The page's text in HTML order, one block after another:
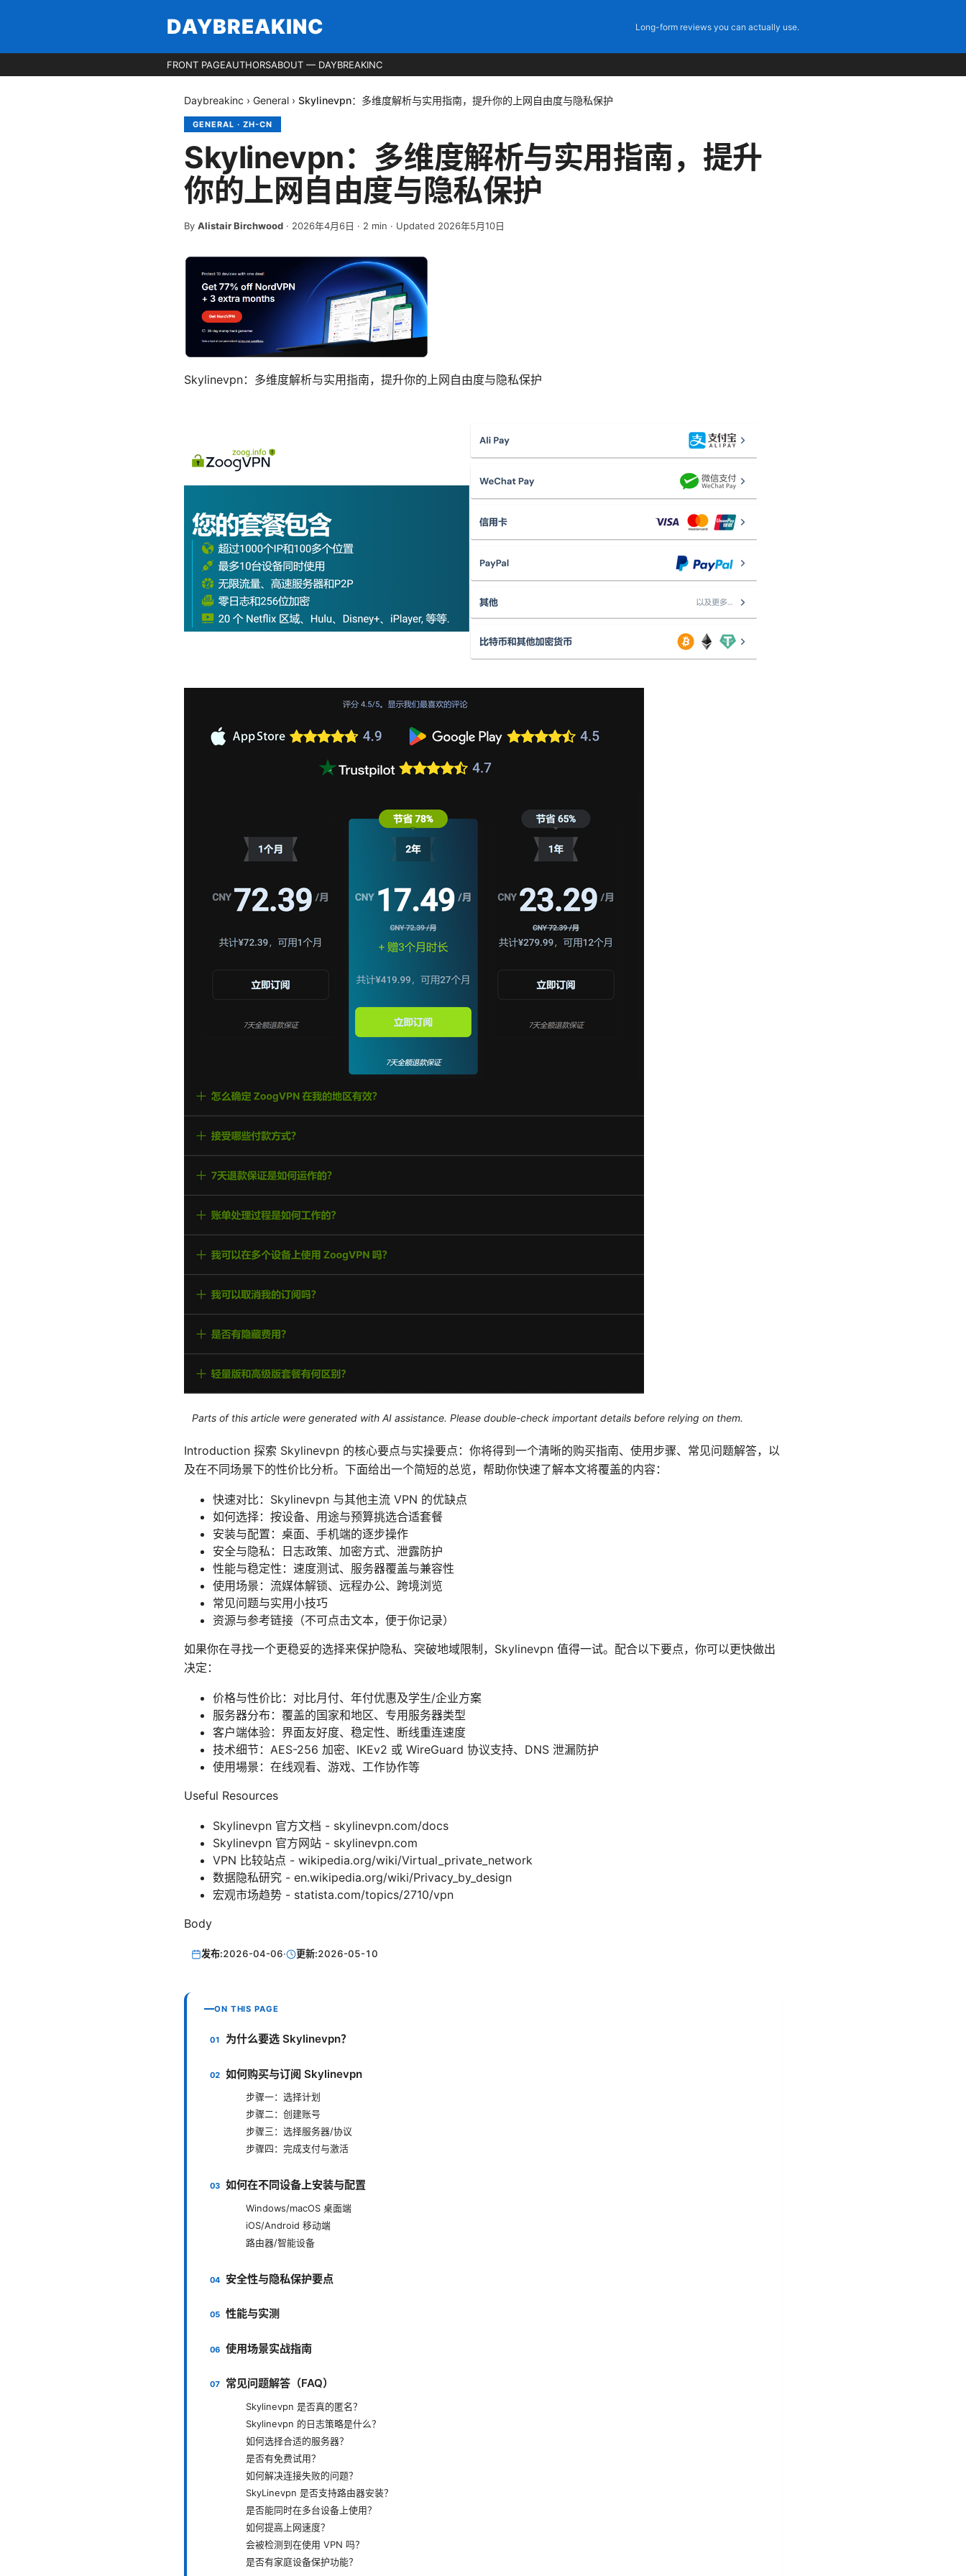
DAYBREAKINC Long-form reviews you can actually use.
FRONT PAGEAUTHORSABOUT — DAYBREAKINC
Daybreakinc › General › Skylinevpn：多维度解析与实用指南，提升你的上网自由度与隐私保护
GENERAL · ZH-CN
Skylinevpn：多维度解析与实用指南，提升
你的上网自由度与隐私保护
By Alistair Birchwood · 2026年4月6日 · 2 min · Updated 2026年5月10日
Skylinevpn：多维度解析与实用指南，提升你的上网自由度与隐私保护
Parts of this article were generated with AI assistance. Please double-check important details before relying on them.
Introduction 探索 Skylinevpn 的核心要点与实操要点：你将得到一个清晰的购买指南、使用步骤、常见问题解答，以
及在不同场景下的性价比分析。下面给出一个简短的总览，帮助你快速了解本文将覆盖的内容：
快速对比：Skylinevpn 与其他主流 VPN 的优缺点
如何选择：按设备、用途与预算挑选合适套餐
安装与配置：桌面、手机端的逐步操作
安全与隐私：日志政策、加密方式、泄露防护
性能与稳定性：速度测试、服务器覆盖与兼容性
使用场景：流媒体解锁、远程办公、跨境浏览
常见问题与实用小技巧
资源与参考链接（不可点击文本，便于你记录）
如果你在寻找一个更稳妥的选择来保护隐私、突破地域限制，Skylinevpn 值得一试。配合以下要点，你可以更快做出
决定：
价格与性价比：对比月付、年付优惠及学生/企业方案
服务器分布：覆盖的国家和地区、专用服务器类型
客户端体验：界面友好度、稳定性、断线重连速度
技术细节：AES-256 加密、IKEv2 或 WireGuard 协议支持、DNS 泄漏防护
使用場景：在线观看、游戏、工作协作等
Useful Resources
Skylinevpn 官方文档 - skylinevpn.com/docs
Skylinevpn 官方网站 - skylinevpn.com
VPN 比较站点 - wikipedia.org/wiki/Virtual_private_network
数据隐私研究 - en.wikipedia.org/wiki/Privacy_by_design
宏观市场趋势 - statista.com/topics/2710/vpn
Body
发布:2026-04-06· 更新:2026-05-10
ON THIS PAGE
为什么要选 Skylinevpn？
如何购买与订阅 Skylinevpn
步骤一：选择计划
步骤二：创建账号
步骤三：选择服务器/协议
步骤四：完成支付与激活
如何在不同设备上安装与配置
Windows/macOS 桌面端
iOS/Android 移动端
路由器/智能设备
安全性与隐私保护要点
性能与实测
使用场景实战指南
常见问题解答（FAQ）
Skylinevpn 是否真的匿名？
Skylinevpn 的日志策略是什么？
如何选择合适的服务器？
是否有免费试用？
如何解决连接失败的问题？
SkyLinevpn 是否支持路由器安装？
是否能同时在多台设备上使用？
如何提高上网速度？
会被检测到在使用 VPN 吗？
是否有家庭设备保护功能？